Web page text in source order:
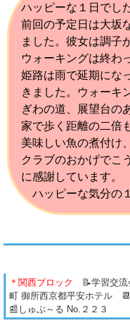
ハッピーな１日でし
前回の予定日は大坂
ました。彼女は調子
ウォーキングは終わ
姫路は雨で延期にな
きました。ウォーキ
ぎわの道、展望台の
家で歩く距離の二倍
美味しい魚の煮付け
クラブのおかげでこ
に感謝しています。
ハッピーな気分
＊関西ブロック
📝学習交流
町 御所西京都平安ホテル
📰しゅぷ～る No.２２３